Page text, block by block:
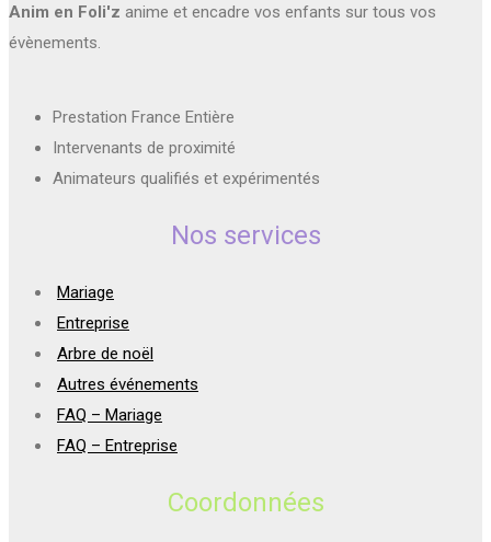
Anim en Foli'z anime et encadre vos enfants sur tous vos
évènements.
Prestation France Entière
Intervenants de proximité
Animateurs qualifiés et expérimentés
Nos services
Mariage
Entreprise
Arbre de noël
Autres événements
FAQ – Mariage
FAQ – Entreprise
Coordonnées